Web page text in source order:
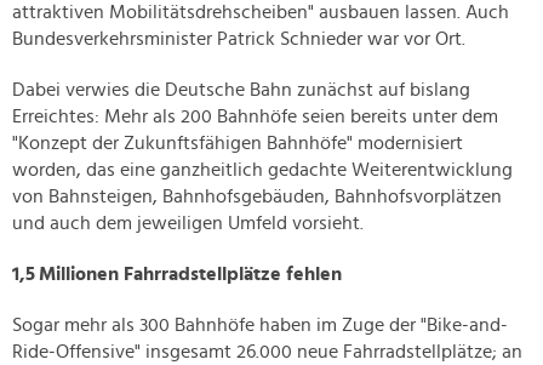
attraktiven Mobilitätsdrehscheiben" ausbauen lassen. Auch
Bundesverkehrsminister Patrick Schnieder war vor Ort.
Dabei verwies die Deutsche Bahn zunächst auf bislang
Erreichtes: Mehr als 200 Bahnhöfe seien bereits unter dem
"Konzept der Zukunftsfähigen Bahnhöfe" modernisiert
worden, das eine ganzheitlich gedachte Weiterentwicklung
von Bahnsteigen, Bahnhofsgebäuden, Bahnhofsvorplätzen
und auch dem jeweiligen Umfeld vorsieht.
1,5 Millionen Fahrradstellpl ätze fehlen
Sogar mehr als 300 Bahnhöfe haben im Zuge der "Bike-and-
Ride-Offensive" insgesamt 26.000 neue Fahrradstellplätze; an